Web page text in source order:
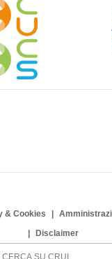
& Cookies
Disclaimer